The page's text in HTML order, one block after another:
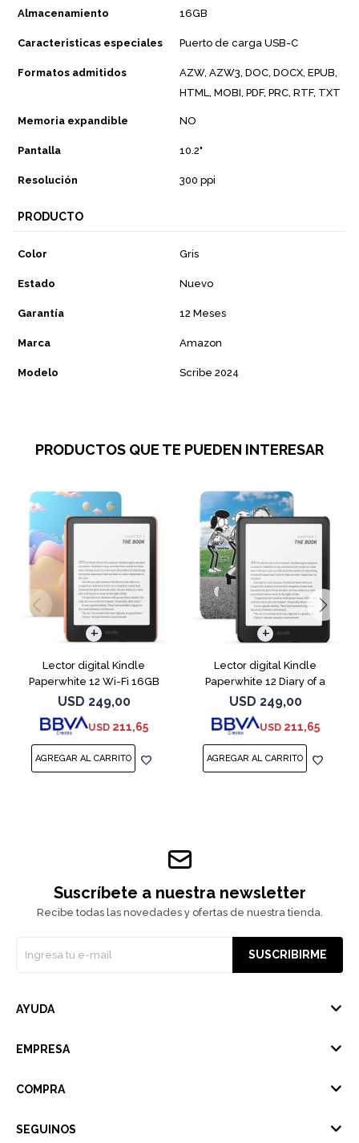
Almacenamiento 16GB
Caracteristicas especiales Puerto de carga USB-C
Formatos admitidos
AZW, AZW3, DOC, DOCX, EPUB,
HTML, MOBI, PDF, PRC, RTF, TXT
Memoria expandible NO
Pantalla 10.2"
Resolución 300 ppi
PRODUCTO
Color Gris
Estado Nuevo
Garantía 12 Meses
Marca Amazon
Modelo Scribe 2024
PRODUCTOS QUE TE PUEDEN INTERESAR
Lector digital Kindle
Paperwhite 12 Wi-Fi 16GB
Starfish
USD 249,00
USD 211,65
Lector digital Kindle
Paperwhite 12 Diary of a
Wimpy
USD 249,00
USD 211,65
Suscríbete a nuestra newsletter
Recibe todas las novedades y ofertas de nuestra tienda.
SUSCRIBIRME
AYUDA
EMPRESA
COMPRA
SEGUINOS